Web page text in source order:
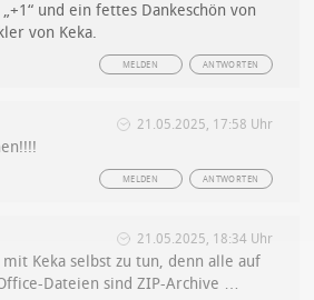
und ein fettes Dankeschön von
von Keka.
ANTWORTEN
MELDEN
21.05.2025, 17:58 Uhr
ANTWORTEN
MELDEN
21.05.2025, 18:34 Uhr
Keka selbst zu tun, denn alle auf
Dateien sind ZIP-Archive …